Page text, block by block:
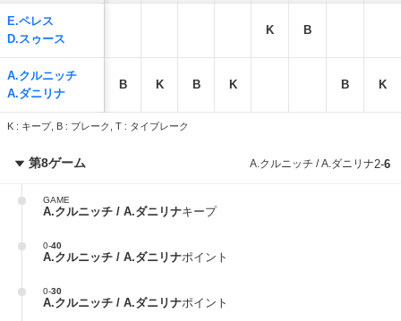
E.ペレス
D.スゥース
K B
A.クルニッチ
A.ダニリナ
B K B K B K
K : キープ, B : ブレーク, T : タイブレーク
第8ゲーム A.クルニッチ / A.ダニリナ2-6
GAME
A.クルニッチ / A.ダニリナキープ
0-40
A.クルニッチ / A.ダニリナポイント
0-30
A.クルニッチ / A.ダニリナポイント